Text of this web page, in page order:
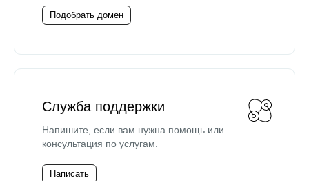
Подобрать домен
Служба поддержки
Напишите, если вам нужна помощь или
консультация по услугам.
Написать